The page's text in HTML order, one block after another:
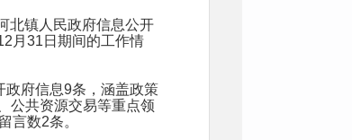
北镇人民政府信息公开
月31日期间的工作情
政府信息9条，涵盖政策
公共资源交易等重点领
言数2条。